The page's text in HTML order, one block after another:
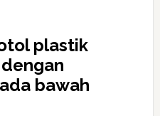
plastik
bawah